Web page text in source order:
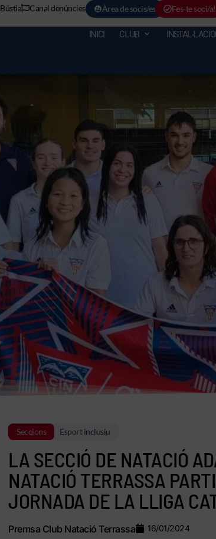
Bústia Canal denúncies Àrea de socis/es Fes-te soci/a!
INICI CLUB
Seccions Esport inclusiu
LA SECCIÓ DE NATACIÓ
NATACIÓ TERRASSA
JORNADA DE LA LLIGA
Premsa Club Natació Terrassa 16/01/2024